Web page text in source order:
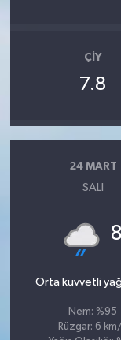
ÇIY
7.8
24 MART
SALI
8
Orta kuvvetli
Nem: %95
Rüzgar: 6